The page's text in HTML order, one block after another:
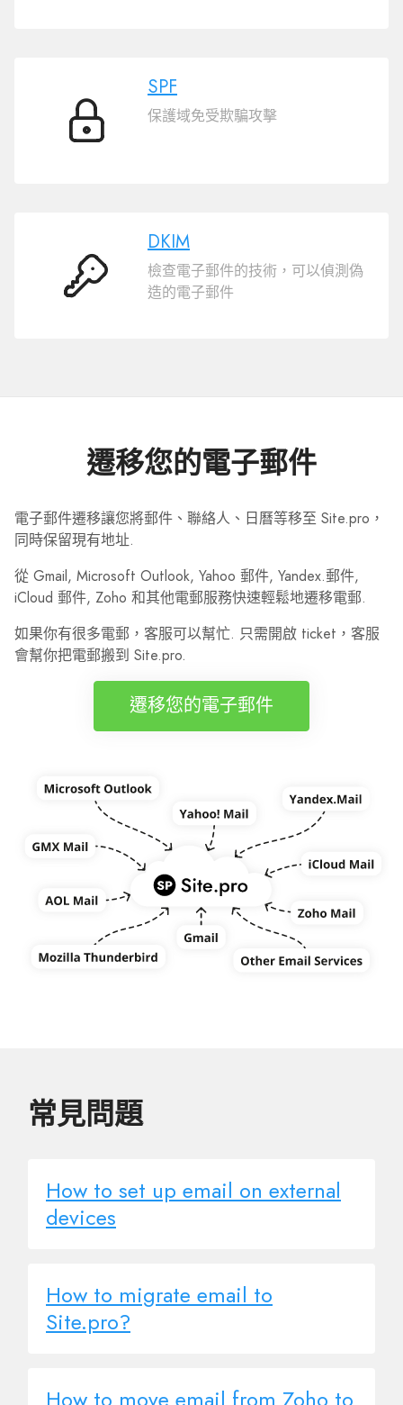
SPF
SPF
保護域免受欺騙攻擊
DKIM
DKIM
檢查電子郵件的技術，可以偵測偽
造的電子郵件
遷移您的電子郵件
電子郵件遷移讓您將郵件、聯絡人、日曆等移至 Site.pro，
同時保留現有地址.
從 Gmail, Microsoft Outlook, Yahoo 郵件, Yandex.郵件,
iCloud 郵件, Zoho 和其他電郵服務快速輕鬆地遷移電郵.
如果你有很多電郵，客服可以幫忙. 只需開啟 ticket，客服
會幫你把電郵搬到 Site.pro.
遷移您的電子郵件
常見問題
How to set up email on external
devices
How to migrate email to
Site.pro?